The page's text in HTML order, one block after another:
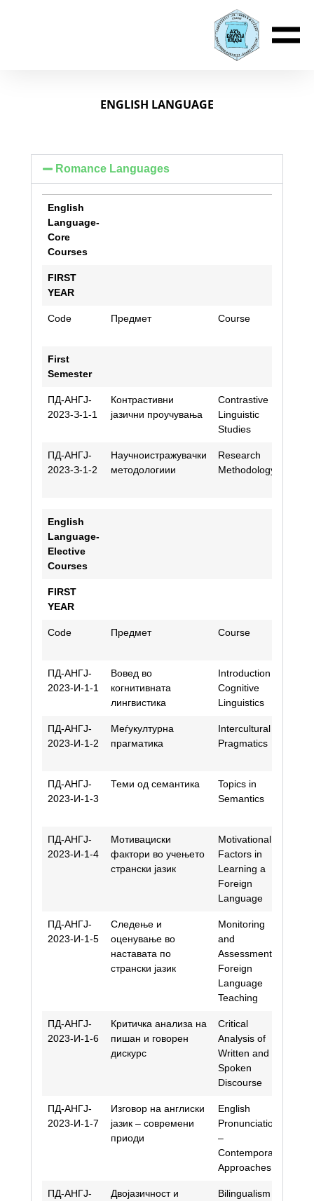
ENGLISH LANGUAGE
Romance Languages
English
Language-
Core
Courses
English
Language-
Courses
FIRST
YEAR
Code Предмет Course
First
Semester
ПД-АНГЈ-
2023-З-1-1
Контрастивни
јазични проучувања
Contrastive
Linguistic
Studies
ПД-АНГЈ-
2023-З-1-2
Научноистражувачки
методологиии
Research
Methodology
English
Language-
Elective
Courses
FIRST
YEAR
Code Предмет Course
ПД-АНГЈ-
2023-И-1-1
Вовед во
когнитивната
лингвистика
Introduction to
Cognitive
Linguistics
ПД-АНГЈ-
2023-И-1-2
Меѓукултурна
прагматика
Intercultural
Pragmatics
ПД-АНГЈ-
2023-И-1-3
Теми од семантика
Topics in
Semantics
ПД-АНГЈ-
2023-И-1-4
Mотивациски
фактори во учењето
странски јазик
Motivational
Factors in
Learning a
Foreign
Language
ПД-АНГЈ-
2023-И-1-5
Следење и
оценување во
наставата по
странски јазик
Monitoring
and
Assessment in
Foreign
Language
Teaching
ПД-АНГЈ-
2023-И-1-6
Критичка анализа на
пишан и говорен
дискурс
Critical
Analysis of
Written and
Spoken
Discourse
ПД-АНГЈ-
2023-И-1-7
Изговор на англиски
јазик – современи
приоди
English
Pronunciation
–
Contemporary
Approaches
ПД-АНГЈ-
Двојазичност и
Bilingualism